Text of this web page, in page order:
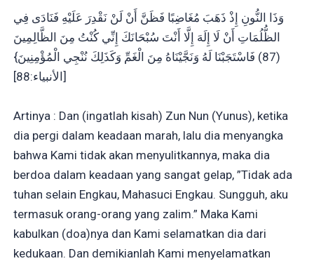
وَذَا النُّونِ إِذْ ذَهَبَ مُغَاضِبًا فَظَنَّ أَنْ لَنْ نَقْدِرَ عَلَيْهِ فَنَادَى فِي
الظُّلُمَاتِ أَنْ لَا إِلَهَ إِلَّا أَنْتَ سُبْحَانَكَ إِنِّي كُنْتُ مِنَ الظَّالِمِينَ
(87) فَاسْتَجَبْنَا لَهُ وَنَجَّيْنَاهُ مِنَ الْغَمِّ وَكَذَلِكَ نُنْجِي الْمُؤْمِنِينَ}
[الأنبياء:88]
Artinya : Dan (ingatlah kisah) Zun Nun (Yunus), ketika
dia pergi dalam keadaan marah, lalu dia menyangka
bahwa Kami tidak akan menyulitkannya, maka dia
berdoa dalam keadaan yang sangat gelap, ”Tidak ada
tuhan selain Engkau, Mahasuci Engkau. Sungguh, aku
termasuk orang-orang yang zalim.” Maka Kami
kabulkan (doa)nya dan Kami selamatkan dia dari
kedukaan. Dan demikianlah Kami menyelamatkan